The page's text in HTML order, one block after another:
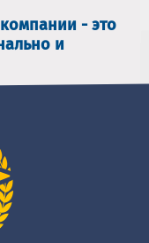
- это
и